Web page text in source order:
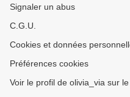
Signaler un abus
C.G.U.
Cookies et données
Préférences cookies
Voir le profil de olivia_via sur